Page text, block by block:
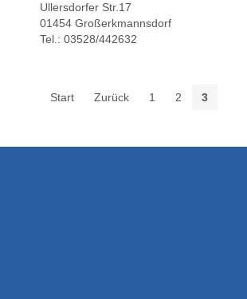
Ullersdorfer Str.17
01454 Großerkmannsdorf
Tel.: 03528/442632
Start Zurück 1 2 3